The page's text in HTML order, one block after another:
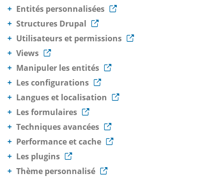
Entités personnalisées
Structures Drupal
Utilisateurs et permissions
Views
Manipuler les entités
Les configurations
Langues et localisation
Les formulaires
Techniques avancées
Performance et cache
Les plugins
Thème personnalisé